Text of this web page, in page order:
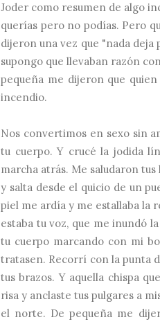
Joder como resumen de algo
querías pero no podías. Pero
dijeron una vez que "nada deja
supongo que llevaban razón
pequeña me dijeron que
incendio.
Nos convertimos en sexo sin
tu cuerpo. Y crucé la jodida
marcha atrás. Me saludaron
y salta desde el quicio de un
piel me ardía y me estallaba la
estaba tu voz, que me inundó
tu cuerpo marcando con mi
tratasen. Recorrí con la punta
tus brazos. Y aquella chispa
risa y anclaste tus pulgares a
el norte. De pequeña me